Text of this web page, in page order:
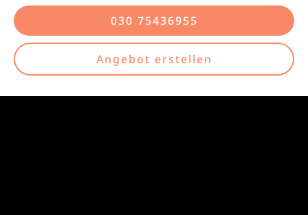
030 75436955
Angebot erstellen